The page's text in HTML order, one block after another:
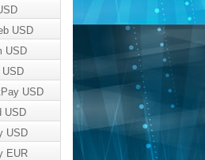
USD
USD
USD
USD
USD
USD
EUR